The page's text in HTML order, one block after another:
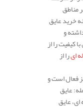
مناطق
خرید عایق
و
کیفیت را از
ایرا از
فعال است و
عایق
عایق